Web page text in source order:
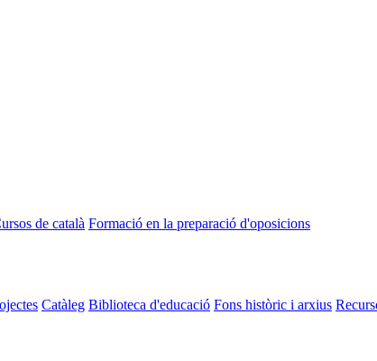
de català Formació en la preparació d'oposicions
Catàleg Biblioteca d'educació Fons històric i arxius